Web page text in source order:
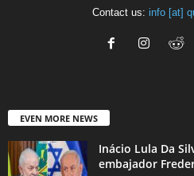
Contact us: info [at]
EVEN MORE NEWS
Inácio Lula Da
embajador